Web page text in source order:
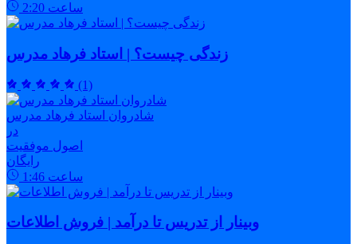
2:20 ساعت
زندگی چیست؟ | استاد فرهاد مدرس
(1)
شادروان استاد فرهاد مدرس
در
اصول موفقیت
رایگان
1:46 ساعت
وبینار از تدریس تا درآمد | فروش اطلاعات